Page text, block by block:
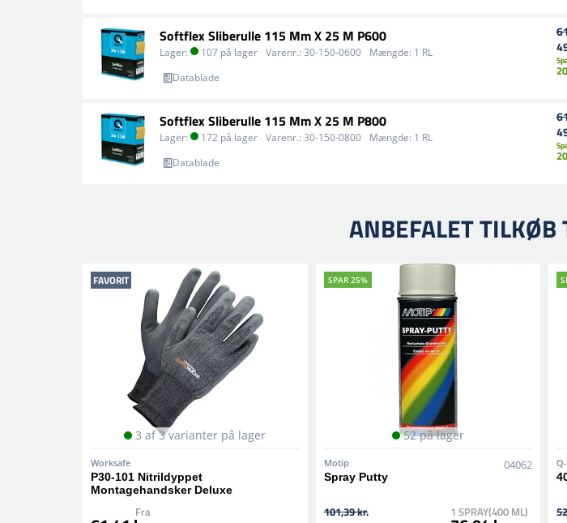
Softflex Sliberulle 115 Mm X 25 M P600
Lager: 107 på lager Varenr.: 30-150-0600 Mængde: 1 RL
Datablade
Softflex Sliberulle 115 Mm X 25 M P800
Lager: 172 på lager Varenr.: 30-150-0800 Mængde: 1 RL
Datablade
ANBEFALET TILKØB
FAVORIT
3 af 3 varianter på lager
Worksafe
P30-101 Nitrildyppet
Montagehandsker Deluxe
Fra
SPAR 25%
52 på lager
Motip 04062
Spray Putty
101,39 kr. 1 SPRAY(400 ML)